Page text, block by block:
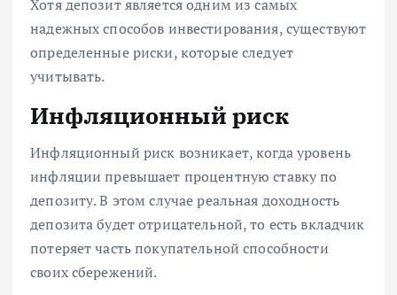
Хотя депозит является одним из самых
надежных способов инвестирования, существуют
определенные риски, которые следует
учитывать.
Инфляционный риск
Инфляционный риск возникает, когда уровень
инфляции превышает процентную ставку по
депозиту. В этом случае реальная доходность
депозита будет отрицательной, то есть вкладчик
потеряет часть покупательной способности
своих сбережений.